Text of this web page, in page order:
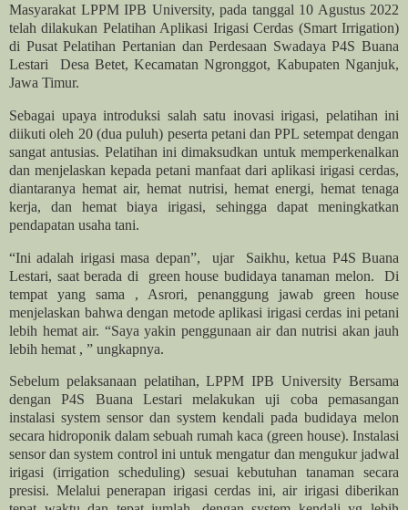
Masyarakat LPPM IPB University, pada tanggal 10 Agustus 2022
telah dilakukan Pelatihan Aplikasi Irigasi Cerdas (Smart Irrigation)
di Pusat Pelatihan Pertanian dan Perdesaan Swadaya P4S Buana
Lestari
Desa Betet, Kecamatan Ngronggot, Kabupaten Nganjuk,
Jawa Timur.
Sebagai upaya introduksi salah satu inovasi irigasi, pelatihan ini
diikuti oleh 20 (dua puluh) peserta petani dan PPL setempat dengan
sangat antusias. Pelatihan ini dimaksudkan untuk memperkenalkan
dan menjelaskan kepada petani manfaat dari aplikasi irigasi cerdas,
diantaranya hemat air, hemat nutrisi, hemat energi, hemat tenaga
kerja, dan hemat biaya irigasi, sehingga dapat meningkatkan
pendapatan usaha tani.
“Ini adalah irigasi masa depan”, ujar
Saikhu, ketua P4S Buana
Lestari, saat berada di
green house budidaya tanaman melon.
Di
tempat yang sama , Asrori, penanggung jawab green house
menjelaskan bahwa dengan metode aplikasi irigasi cerdas ini petani
lebih hemat air. “Saya yakin penggunaan air dan nutrisi akan jauh
lebih hemat , ” ungkapnya.
Sebelum pelaksanaan pelatihan, LPPM IPB University Bersama
dengan P4S Buana Lestari melakukan uji coba pemasangan
instalasi system sensor dan system kendali pada budidaya melon
secara hidroponik dalam sebuah rumah kaca (green house). Instalasi
sensor dan system control ini untuk mengatur dan mengukur jadwal
irigasi (irrigation scheduling) sesuai kebutuhan tanaman secara
presisi. Melalui penerapan irigasi cerdas ini, air irigasi diberikan